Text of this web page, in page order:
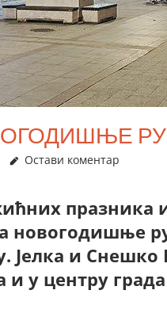
Остави коментар
празника
новогодишње
Јелка и Снешко
у центру града